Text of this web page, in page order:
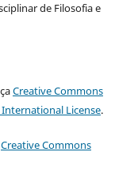
de Filosofia e
Creative Commons
License.
Creative Commons